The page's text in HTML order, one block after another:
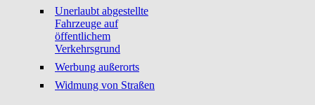
Unerlaubt abgestellte
Fahrzeuge auf
öffentlichem
Verkehrsgrund
Werbung außerorts
Widmung von Straßen